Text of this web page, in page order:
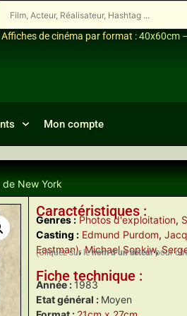
Affiches de cinéma par format :40x60cm –
Mon compte
New York
Caractéristiques :
Genres : Photos d'exploitation,
Casting : Edmund Purdom,
Eastman),Michael Sopkiw,
(Cliquez sur lenom d’un acteurpour
Fiche technique :
Année : 1983
Etat général : Moyen